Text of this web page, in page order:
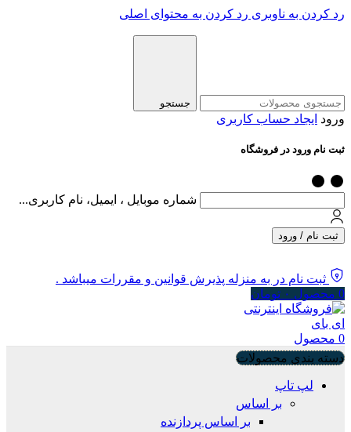
رد کردن به ناوبری رد کردن به محتوای اصلی
جستجو
ورود ایجاد حساب کاربری
ثبت نام ورود در فروشگاه
شماره موبایل ، ایمیل، نام کاربری...
ثبت نام / ورود
ثبت نام در به منزله پذیرش قوانین و مقررات میباشد .
0 محصول ۰ تومان
0 محصول
دسته بندی محصولات
لپ تاپ
بر اساس
بر اساس پردازنده